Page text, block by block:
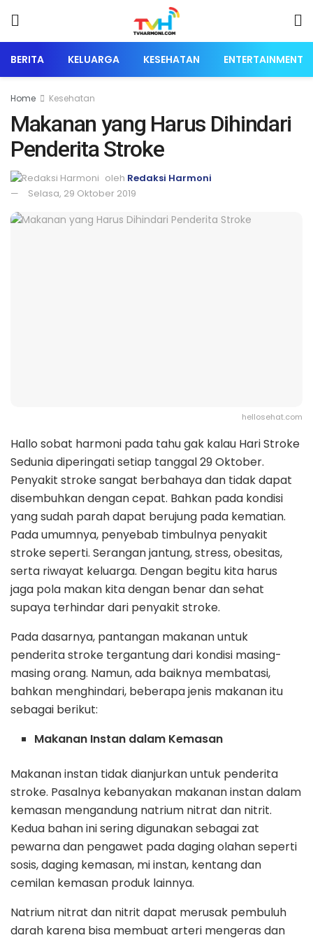
BERITA KELUARGA KESEHATAN ENTERTAINMENT
Home Kesehatan
Makanan yang Harus Dihindari
Penderita Stroke
oleh Redaksi Harmoni
Selasa, 29 Oktober 2019
hellosehat.com
Hallo sobat harmoni pada tahu gak kalau Hari Stroke
Sedunia diperingati setiap tanggal 29 Oktober.
Penyakit stroke sangat berbahaya dan tidak dapat
disembuhkan dengan cepat. Bahkan pada kondisi
yang sudah parah dapat berujung pada kematian.
Pada umumnya, penyebab timbulnya penyakit
stroke seperti. Serangan jantung, stress, obesitas,
serta riwayat keluarga. Dengan begitu kita harus
jaga pola makan kita dengan benar dan sehat
supaya terhindar dari penyakit stroke.
Pada dasarnya, pantangan makanan untuk
penderita stroke tergantung dari kondisi masing-
masing orang. Namun, ada baiknya membatasi,
bahkan menghindari, beberapa jenis makanan itu
sebagai berikut:
Makanan Instan dalam Kemasan
Makanan instan tidak dianjurkan untuk penderita
stroke. Pasalnya kebanyakan makanan instan dalam
kemasan mengandung natrium nitrat dan nitrit.
Kedua bahan ini sering digunakan sebagai zat
pewarna dan pengawet pada daging olahan seperti
sosis, daging kemasan, mi instan, kentang dan
cemilan kemasan produk lainnya.
Natrium nitrat dan nitrit dapat merusak pembuluh
darah karena bisa membuat arteri mengeras dan